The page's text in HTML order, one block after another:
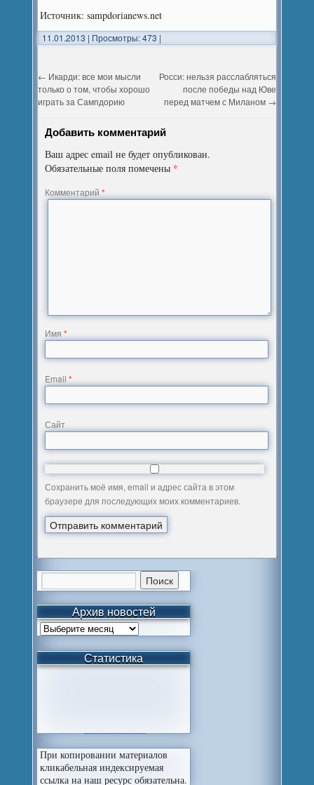
Источник: sampdorianews.net
11.01.2013 | Просмотры: 473 |
← Икарди: все мои мысли
только о том, чтобы хорошо
играть за Сампдорию
Росси: нельзя расслабляться
после победы над Юве
перед матчем с Миланом →
Добавить комментарий
Ваш адрес email не будет опубликован.
Обязательные поля помечены *
Комментарий*
Имя*
Email*
Сайт
Сохранить моё имя, email и адрес сайта в этом
браузере для последующих моих комментариев.
Архив новостей
Статистика
При копировании материалов
кликабельная индексируемая
ссылка на наш ресурс обязательна.